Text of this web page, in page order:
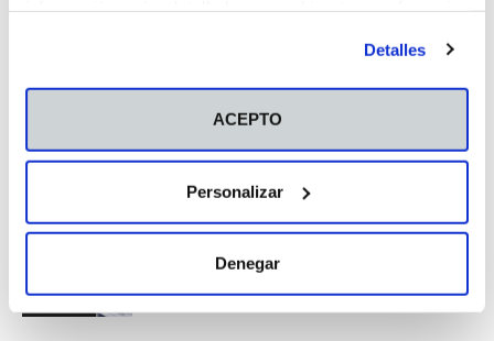
en el botón "Personalizar". Para más información puedes
visitar nuestra Política de Cookies
Detalles
ACEPTO
Personalizar
Denegar
Escucha FP NOW: El tercer maestro de
Marisol Folgado, Premio Ángel Herrera
La coordinación, elemento clave en la
gestión de una catástrofe